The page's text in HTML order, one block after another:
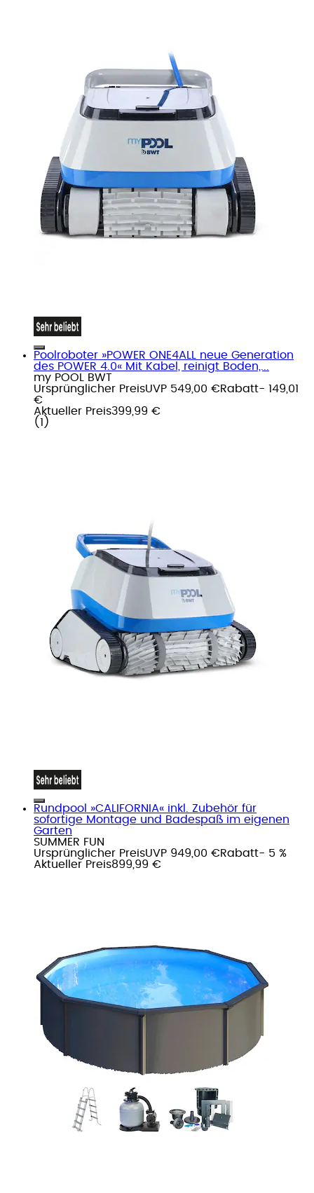
Poolroboter »POWER ONE4ALL neue Generation
des POWER 4.0« Mit Kabel, reinigt Boden,...
my POOL BWT
Ursprünglicher PreisUVP 549,00 €Rabatt- 149,01
€
Aktueller Preis399,99 €
( 1 )
Rundpool »CALIFORNIA« inkl. Zubehör für
sofortige Montage und Badespaß im eigenen
Garten
SUMMER FUN
Ursprünglicher PreisUVP 949,00 €Rabatt- 5 %
Aktueller Preis899,99 €